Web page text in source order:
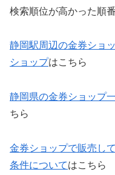
検索順位が高かった順
静岡駅周辺の金券ショ
ショップはこちら
静岡県の金券ショップ
ちら
金券ショップで販売し
条件についてはこちら